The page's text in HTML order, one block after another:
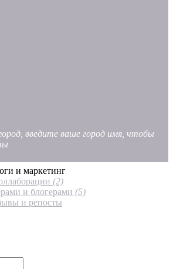
введите ваше город имя, чтобы
и маркетинг
(2)
и блогерами (5)
и репосты